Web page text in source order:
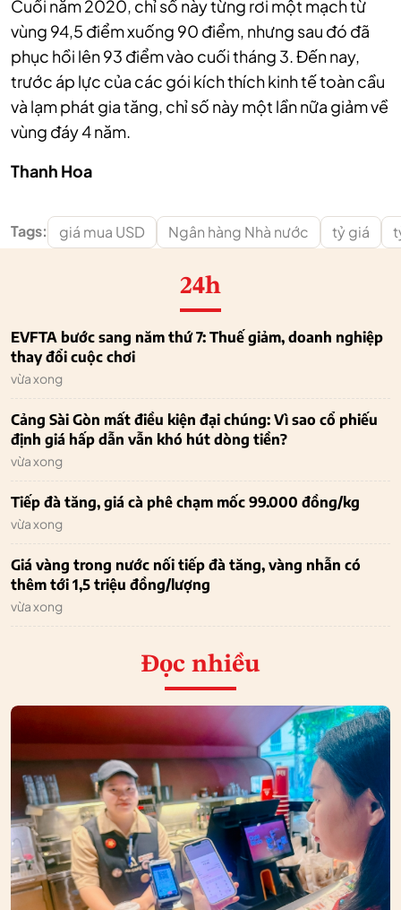
Cuối năm 2020, chỉ số này từng rơi một mạch từ
vùng 94,5 điểm xuống 90 điểm, nhưng sau đó đã
phục hồi lên 93 điểm vào cuối tháng 3. Đến nay,
trước áp lực của các gói kích thích kinh tế toàn cầu
và lạm phát gia tăng, chỉ số này một lần nữa giảm về
vùng đáy 4 năm.
Thanh Hoa
Tags: giá mua USD Ngân hàng Nhà nước tỷ giá
24h
EVFTA bước sang năm thứ 7: Thuế giảm, doanh nghiệp
thay đổi cuộc chơi
vừa xong
Cảng Sài Gòn mất điều kiện đại chúng: Vì sao cổ phiếu
định giá hấp dẫn vẫn khó hút dòng tiền?
vừa xong
Tiếp đà tăng, giá cà phê chạm mốc 99.000 đồng/kg
vừa xong
Giá vàng trong nước nối tiếp đà tăng, vàng nhẫn có
thêm tới 1,5 triệu đồng/lượng
vừa xong
Đọc nhiều